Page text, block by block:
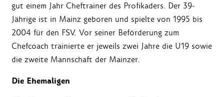
gut einem Jahr Cheftrainer des Profikaders. Der 39-
Jährige ist in Mainz geboren und spielte von 1995 bis
2004 für den FSV. Vor seiner Beförderung zum
Chefcoach trainierte er jeweils zwei Jahre die U19 sowie
die zweite Mannschaft der Mainzer.
Die Ehemaligen